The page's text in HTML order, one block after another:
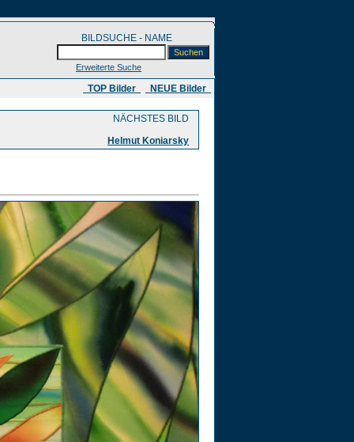
BILDSUCHE - NAME
Erweiterte Suche
​ TOP Bilder NEUE Bilder
NÄCHSTES BILD
Helmut Koniarsky